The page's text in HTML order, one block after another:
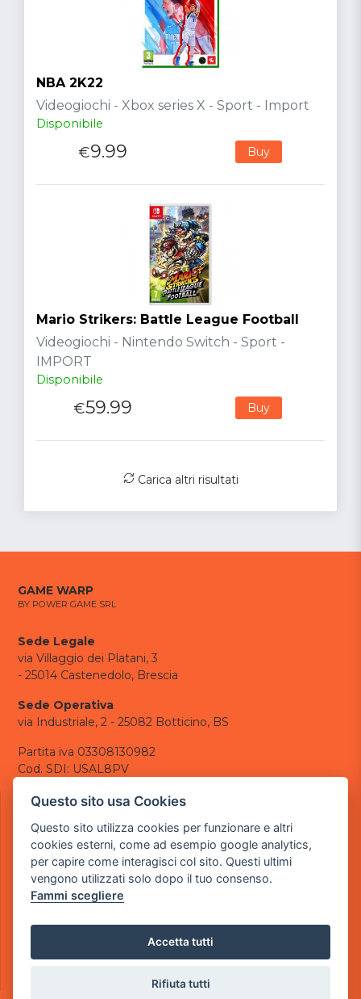
NBA 2K22
Videogiochi - Xbox series X - Sport - Import
Disponibile
€9.99 Buy
Mario Strikers: Battle League Football
Videogiochi - Nintendo Switch - Sport -
IMPORT
Disponibile
€59.99 Buy
Carica altri risultati
GAME WARP
BY POWER GAME SRL
Sede Legale
via Villaggio dei Platani, 3
- 25014 Castenedolo, Brescia
Sede Operativa
via Industriale, 2 - 25082 Botticino, BS
Partita iva 03308130982
Cod. SDI: USAL8PV
CONTATTI
tel.: +39 030 376 2377
tel.: +39 030 336 6259
pec:powergamesrl@legalmail.it
LINK UTILI
Informazioni generali
Questo sito usa Cookies
Questo sito utilizza cookies per funzionare e altri
cookies esterni, come ad esempio google analytics,
per capire come interagisci col sito. Questi ultimi
vengono utilizzati solo dopo il tuo consenso.
Fammi scegliere
Accetta tutti
Rifiuta tutti